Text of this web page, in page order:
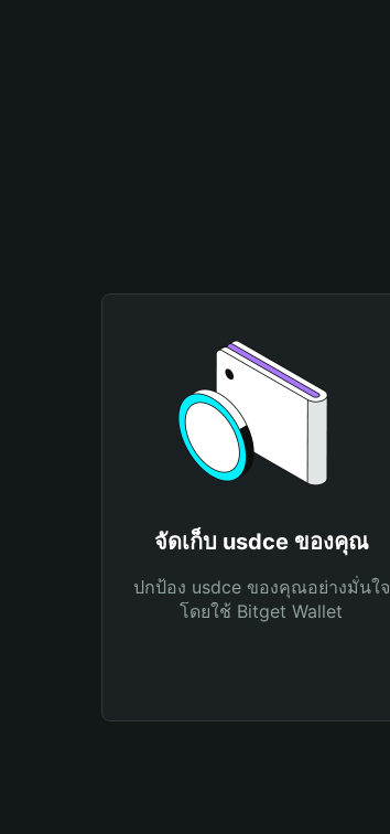
จัดเก็บ usdce ของคุณ
ปกป้อง usdce ของคุณอย่างมั่นใจ
โดยใช้ Bitget Wallet